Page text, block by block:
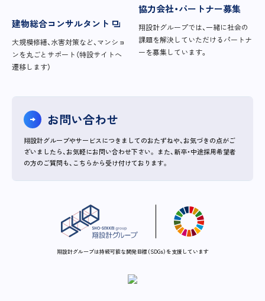
建物総合コンサルタント
大規模修繕、水害対策など、マンショ
ンを丸ごとサポート（特設サイトへ
遷移します）
協力会社・パートナー募集
翔設計グループでは、一緒に社会の
課題を解決していただけるパートナ
ーを募集しています。
お問い合わせ
翔設計グループやサービスにつきましてのおたずねや、お気づきの点がご
ざいましたら、お気軽にお問い合わせ下さい。 また、新卒・中途採用希望者
の方のご質問も、こちらから受け付けております。
翔設計グループは持続可能な開発目標（SDGs）を支援しています